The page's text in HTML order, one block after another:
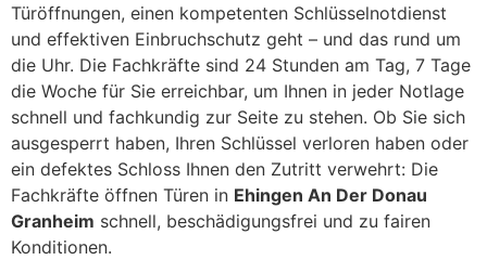
Türöffnungen, einen kompetenten Schlüsselnotdienst
und effektiven Einbruchschutz geht – und das rund um
die Uhr. Die Fachkräfte sind 24 Stunden am Tag, 7 Tage
die Woche für Sie erreichbar, um Ihnen in jeder Notlage
schnell und fachkundig zur Seite zu stehen. Ob Sie sich
ausgesperrt haben, Ihren Schlüssel verloren haben oder
ein defektes Schloss Ihnen den Zutritt verwehrt: Die
Fachkräfte öffnen Türen in Ehingen An Der Donau
Granheim schnell, beschädigungsfrei und zu fairen
Konditionen.